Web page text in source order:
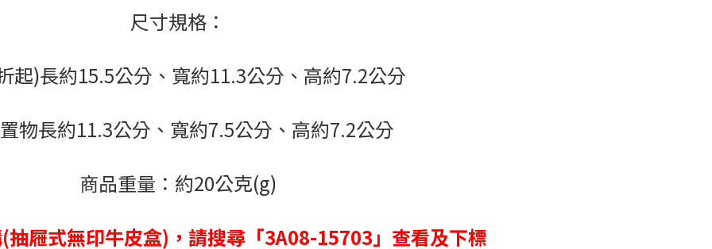
尺寸規格：
起)長約15.5公分、寬約11.3公分、高約7.2公分
物長約11.3公分、寬約7.5公分、高約7.2公分
商品重量：約20公克(g)
屜式無印牛皮盒)，請搜尋「3A08-15703」查看及下標